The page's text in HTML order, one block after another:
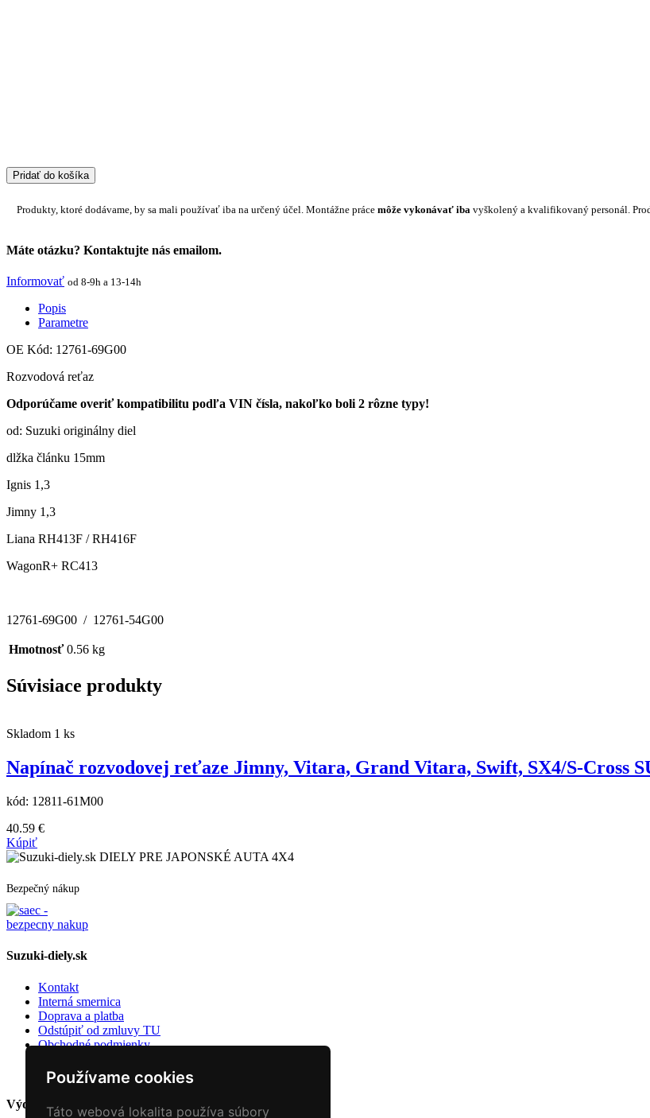
Používame cookies
Táto webová lokalita používa súbory
Pridať do košíka
Produkty, ktoré dodávame, by sa mali používať iba na určený účel. Montážne práce môže vykonávať iba vyškolený a kvalifikovaný personál.
Máte otázku? Kontaktujte nás emailom.
Informovať od 8-9h a 13-14h
Popis
Parametre
OE Kód: 12761-69G00
Rozvodová reťaz
Odporúčame overiť kompatibilitu podľa VIN čísla, nakoľko boli 2 rôzne typy!
od: Suzuki originálny diel
dlžka článku 15mm
Ignis 1,3
Jimny 1,3
Liana RH413F / RH416F
WagonR+ RC413
12761-69G00 / 12761-54G00
Hmotnosť 0.56 kg
Súvisiace produkty
Skladom 1 ks
Napínač rozvodovej reťaze Jimny, Vitara, Grand Vitara, Swift, SX4/S-Cross
kód: 12811-61M00
40.59 €
Kúpiť
DIELY PRE JAPONSKÉ AUTA 4X4
Bezpečný nákup
Suzuki-diely.sk
Kontakt
Interná smernica
Doprava a platba
Odstúpiť od zmluvy TU
Obchodné podmienky
Zmena súhlasu s cookies
Výdajne miesto